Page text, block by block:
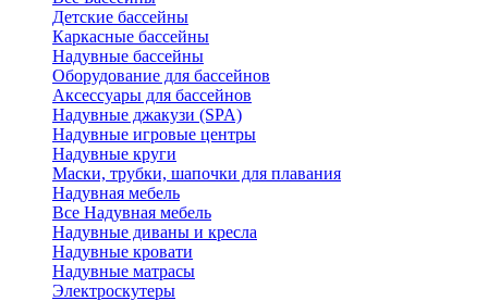
Детские бассейны
Каркасные бассейны
Надувные бассейны
Оборудование для бассейнов
Аксессуары для бассейнов
Надувные джакузи (SPA)
Надувные игровые центры
Надувные круги
Маски, трубки, шапочки для плавания
Надувная мебель
Все Надувная мебель
Надувные диваны и кресла
Надувные кровати
Надувные матрасы
Электроскутеры